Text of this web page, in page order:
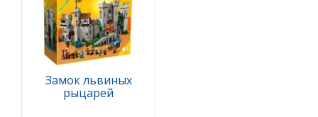
Замок львиных
рыцарей